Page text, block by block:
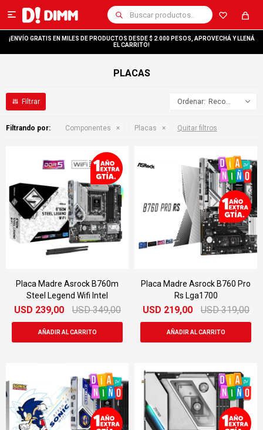

¡ENVÍO GRATIS EN MILES DE PRODUCTOS DESDE $ 2.000 PESOS, APROVECHÁ Y LLENÁ
EL CARRITO!
PLACAS
Recomendados
Filtrando por: Componentes Placas Quitar filtros
Placa Madre Asrock B760m
Steel Legend Wifi Intel
USD 239,00 USD 349,00
Placa Madre Asrock B760 Pro
Rs Lga1700
USD 219,00 USD 319,00